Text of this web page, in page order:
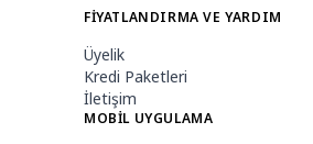
FIYATLANDIRMA VE YARDIM
Üyelik
Kredi Paketleri
İletişim
MOBIL UYGULAMA